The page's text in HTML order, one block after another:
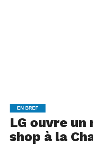
EN BREF
LG ouvre un
shop à la